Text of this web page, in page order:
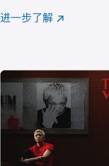
注
进一步了解 Apple
(在
口
中
打
开)